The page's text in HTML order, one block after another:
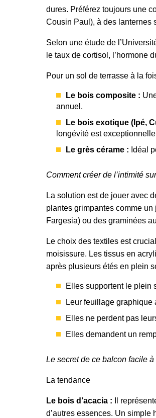
dures. Préférez toujours une
Cousin Paul), à des lanternes
Selon une étude de
le taux de cortisol, l’hormone
Pour un sol de terrasse à la
Le bois composite :
annuel.
Le bois exotique (Ipé,
longévité est
Le grès cérame : Idéal
Comment créer de l’intimité
La solution est de jouer avec
plantes grimpantes comme
Fargesia) ou des graminées
Le choix des textiles est
moisissure. Les tissus en
après plusieurs étés en plein
Elles supportent le plein
Leur feuillage graphique
Elles ne perdent pas
Elles demandent un
Le secret de ce balcon facile
La tendance
Le bois d’acacia : Il
d’autres essences. Un